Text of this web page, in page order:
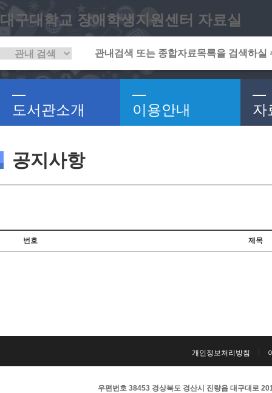
대구대학교 장애학생지원센터 자료실
도서관소개 이용안내 자
공지사항
번호 제목
개인정보처리방침
우편번호 38453 경상북도 경산시 진량읍 대구대로